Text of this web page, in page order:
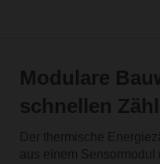
Modulare
schnellen
Der thermische
aus einem Sensormodul